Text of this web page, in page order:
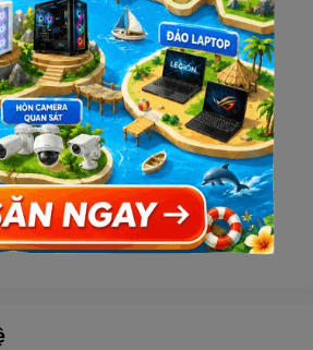
LS1005
LS1005G - 1G
LS1008